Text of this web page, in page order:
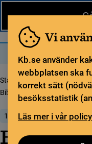
Vi
Kb.se använder
webbplatsen ska
korrekt sätt
besöksstatistik
Läs mer i vår
Startsida
Nytt från KB
Bibli­o­teks­sta­tisti­ken 2021:
18 maj 2022